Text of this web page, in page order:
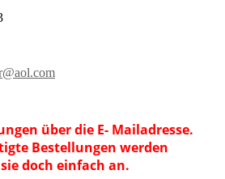
über die E- Mailadresse.
Bestellungen werden
doch einfach an.